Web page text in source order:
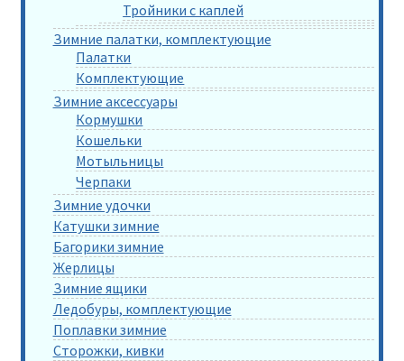
Тройники с каплей
Зимние палатки, комплектующие
Палатки
Комплектующие
Зимние аксессуары
Кормушки
Кошельки
Мотыльницы
Черпаки
Зимние удочки
Катушки зимние
Багорики зимние
Жерлицы
Зимние ящики
Ледобуры, комплектующие
Поплавки зимние
Сторожки, кивки